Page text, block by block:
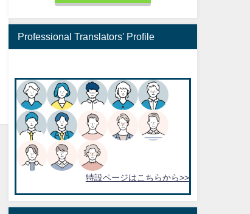
Professional Translators' Profile
特設ページはこちらから>>